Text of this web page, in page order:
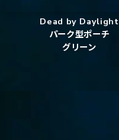
Dead by Daylight
パーク型ポーチ
グリーン